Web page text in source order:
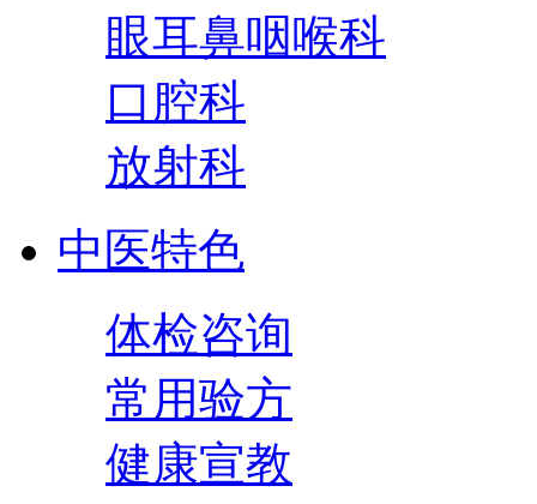
眼耳鼻咽喉科
口腔科
放射科
中医特色
体检咨询
常用验方
健康宣教